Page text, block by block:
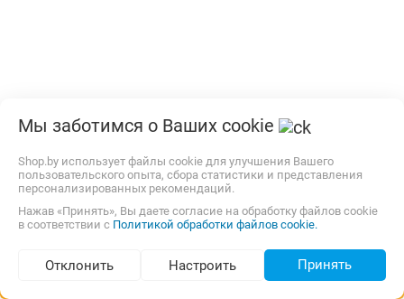
Подбор по параметрам (46)
Адаптер АМПК-1 для мотоблока УГРА с колесами
4.00х10
Дорожный просвет: 150 мм. Грузоподъемность: 500 кг.
Габаритные размеры: 1480х1160х780 мм. Вес: 80 кг.
45,00 р.
Самовывоз
avtovelomoto.by22 отзыва i
Мы заботимся о Ваших cookie
Shop.by использует файлы cookie для улучшения Вашего
пользовательского опыта, сбора статистики и представления
персонализированных рекомендаций.
Нажав «Принять», Вы даете согласие на обработку файлов cookie
в соответствии с Политикой обработки файлов cookie.
Отклонить Настроить Принять